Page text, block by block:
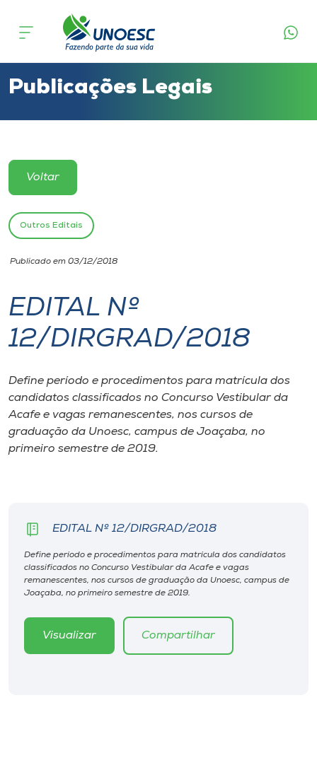
Cursos
Atendimento ao Estudante
Portal de Ensino
Unoesc
Internacionalização
I.nova
Diplomados
Cultura
Editora
Rádio
Museu
Publicações Legais
Voltar
Outros Editais
Publicado em 03/12/2018
EDITAL Nº
12/DIRGRAD/2018
Define período e procedimentos para matrícula dos
candidatos classificados no Concurso Vestibular da
Acafe e vagas remanescentes, nos cursos de
graduação da Unoesc, campus de Joaçaba, no
primeiro semestre de 2019.
EDITAL Nº 12/DIRGRAD/2018
Define período e procedimentos para matrícula dos candidatos
classificados no Concurso Vestibular da Acafe e vagas
remanescentes, nos cursos de graduação da Unoesc, campus de
Joaçaba, no primeiro semestre de 2019.
Visualizar Compartilhar